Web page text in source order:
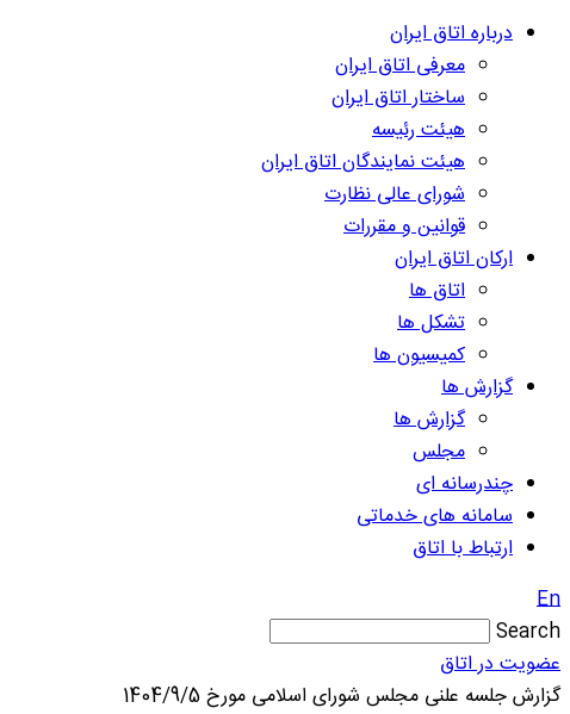
درباره اتاق ایران
معرفی اتاق ایران
ساختار اتاق ایران
هیئت رئیسه
هیئت نمایندگان اتاق ایران
شورای عالی نظارت
قوانین و مقررات
ارکان اتاق ایران
اتاق ها
تشکل ها
کمیسیون ها
گزارش ها
گزارش ها
مجلس
چندرسانه ای
سامانه های خدماتی
ارتباط با اتاق
En
Search
عضویت در اتاق
گزارش جلسه علنی مجلس شورای اسلامی مورخ 1404/9/5